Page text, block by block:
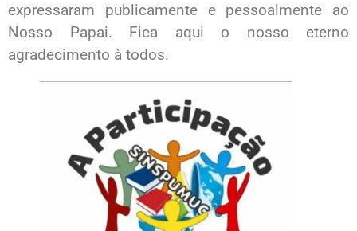
expressaram publicamente e pessoalmente ao
Nosso Papai. Fica aqui o nosso eterno
agradecimento à todos.